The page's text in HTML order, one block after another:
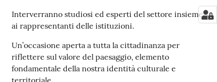
Interverranno studiosi ed esperti del settore insieme
ai rappresentanti delle istituzioni.
Un’occasione aperta a tutta la cittadinanza per
riflettere sul valore del paesaggio, elemento
fondamentale della nostra identità culturale e
territoriale.